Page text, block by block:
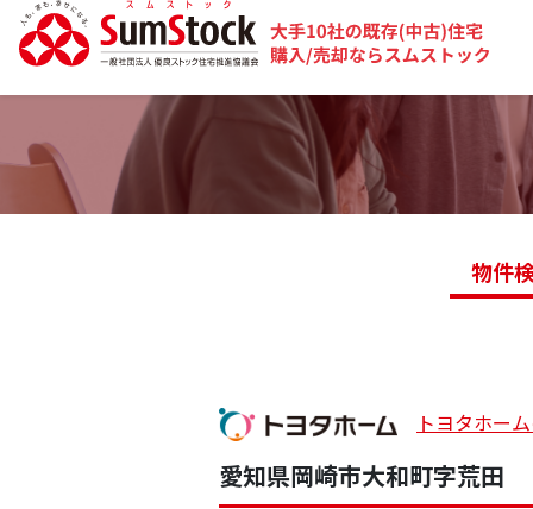
物件
トヨタホー
愛知県岡崎市大和町字荒田